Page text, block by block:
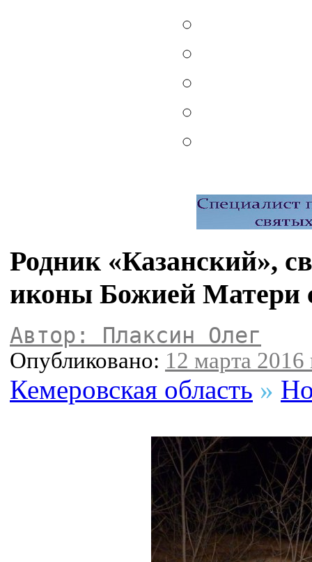
Родник «Казанский»,
иконы Божией Матери
Автор: Плаксин Олег
Опубликовано: 12 марта 2016
Кемеровская область »